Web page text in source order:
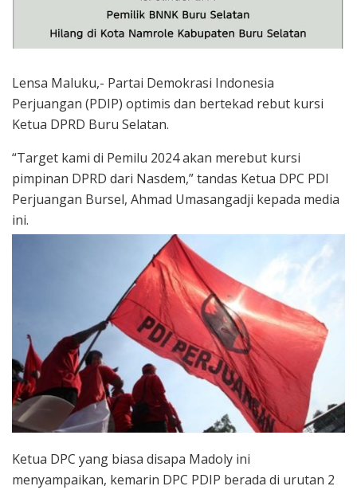
Lensa Maluku,- Partai Demokrasi Indonesia
Perjuangan (PDIP) optimis dan bertekad rebut kursi
Ketua DPRD Buru Selatan.
“Target kami di Pemilu 2024 akan merebut kursi
pimpinan DPRD dari Nasdem,” tandas Ketua DPC PDI
Perjuangan Bursel, Ahmad Umasangadji kepada media
ini.
Ketua DPC yang biasa disapa Madoly ini
menyampaikan, kemarin DPC PDIP berada di urutan 2